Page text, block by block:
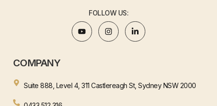
FOLLOW US:
COMPANY
Suite 888, Level 4, 311 Castlereagh St, Sydney NSW 2000